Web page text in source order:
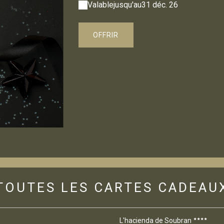
Valablejusqu'au31 déc. 26
OFFRIR
LES CARTES
L'hacienda de Soubran